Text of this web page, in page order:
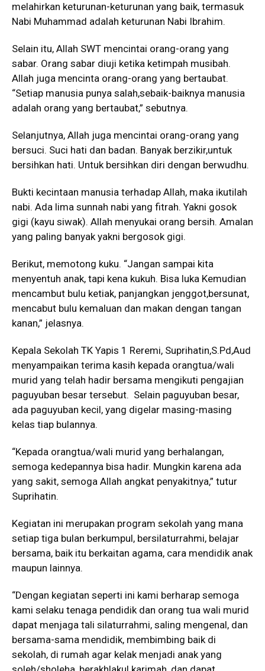
melahirkan keturunan-keturunan yang baik, termasuk
Nabi Muhammad adalah keturunan Nabi Ibrahim.
Selain itu, Allah SWT mencintai orang-orang yang
sabar. Orang sabar diuji ketika ketimpah musibah.
Allah juga mencinta orang-orang yang bertaubat.
“Setiap manusia punya salah,sebaik-baiknya manusia
adalah orang yang bertaubat,” sebutnya.
Selanjutnya, Allah juga mencintai orang-orang yang
bersuci. Suci hati dan badan. Banyak berzikir,untuk
bersihkan hati. Untuk bersihkan diri dengan berwudhu.
Bukti kecintaan manusia terhadap Allah, maka ikutilah
nabi. Ada lima sunnah nabi yang fitrah. Yakni gosok
gigi (kayu siwak). Allah menyukai orang bersih. Amalan
yang paling banyak yakni bergosok gigi.
Berikut, memotong kuku. “Jangan sampai kita
menyentuh anak, tapi kena kukuh. Bisa luka Kemudian
mencambut bulu ketiak, panjangkan jenggot,bersunat,
mencabut bulu kemaluan dan makan dengan tangan
kanan,” jelasnya.
Kepala Sekolah TK Yapis 1 Reremi, Suprihatin,S.Pd,Aud
menyampaikan terima kasih kepada orangtua/wali
murid yang telah hadir bersama mengikuti pengajian
paguyuban besar tersebut. Selain paguyuban besar,
ada paguyuban kecil, yang digelar masing-masing
kelas tiap bulannya.
“Kepada orangtua/wali murid yang berhalangan,
semoga kedepannya bisa hadir. Mungkin karena ada
yang sakit, semoga Allah angkat penyakitnya,” tutur
Suprihatin.
Kegiatan ini merupakan program sekolah yang mana
setiap tiga bulan berkumpul, bersilaturrahmi, belajar
bersama, baik itu berkaitan agama, cara mendidik anak
maupun lainnya.
“Dengan kegiatan seperti ini kami berharap semoga
kami selaku tenaga pendidik dan orang tua wali murid
dapat menjaga tali silaturrahmi, saling mengenal, dan
bersama-sama mendidik, membimbing baik di
sekolah, di rumah agar kelak menjadi anak yang